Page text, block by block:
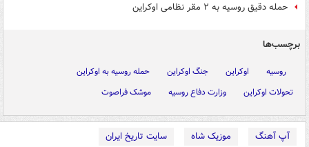
حمله دقیق روسیه به ۲ مقر نظامی اوکراین
برچسب‌ها
روسیه اوکراین جنگ اوکراین
حمله روسیه به اوکراین
تحولات اوکراین
وزارت دفاع روسیه موشک فراصوت
آپ آهنگ موزیک شاه
سایت تاریخ ایران